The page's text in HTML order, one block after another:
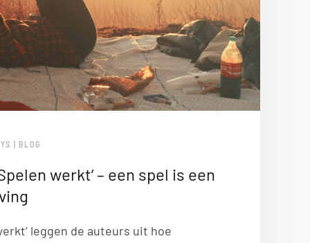
| BLOG
werkt’ – een spel is een
leggen de auteurs uit hoe